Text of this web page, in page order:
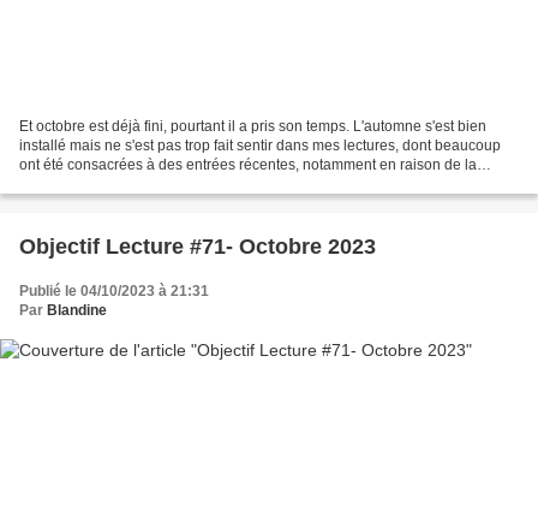
Et octobre est déjà fini, pourtant il a pris son temps. L'automne s'est bien
installé mais ne s'est pas trop fait sentir dans mes lectures, dont beaucoup
ont été consacrées à des entrées récentes, notamment en raison de la
Objectif Lecture #71- Octobre 2023
Publié le 04/10/2023 à 21:31
Par Blandine